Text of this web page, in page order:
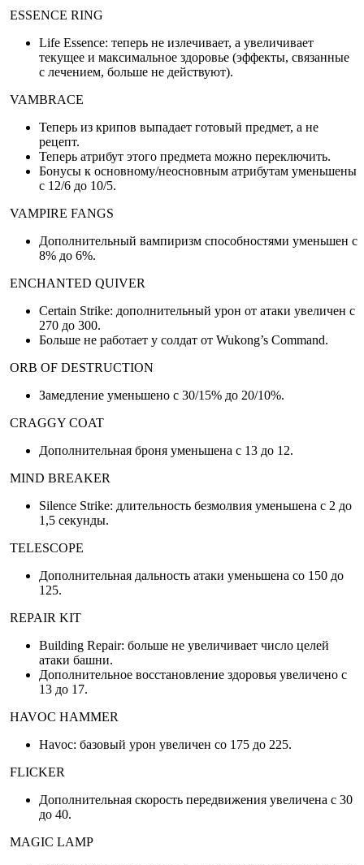
ESSENCE RING
Life Essence: теперь не излечивает, а увеличивает
текущее и максимальное здоровье (эффекты, связанные
с лечением, больше не действуют).
VAMBRACE
Теперь из крипов выпадает готовый предмет, а не
рецепт.
Теперь атрибут этого предмета можно переключить.
Бонусы к основному/неосновным атрибутам уменьшены
с 12/6 до 10/5.
VAMPIRE FANGS
Дополнительный вампиризм способностями уменьшен с
8% до 6%.
ENCHANTED QUIVER
Certain Strike: дополнительный урон от атаки увеличен с
270 до 300.
Больше не работает у солдат от Wukong’s Command.
ORB OF DESTRUCTION
Замедление уменьшено с 30/15% до 20/10%.
CRAGGY COAT
Дополнительная броня уменьшена с 13 до 12.
MIND BREAKER
Silence Strike: длительность безмолвия уменьшена с 2 до
1,5 секунды.
TELESCOPE
Дополнительная дальность атаки уменьшена со 150 до
125.
REPAIR KIT
Building Repair: больше не увеличивает число целей
атаки башни.
Дополнительное восстановление здоровья увеличено с
13 до 17.
HAVOC HAMMER
Havoc: базовый урон увеличен со 175 до 225.
FLICKER
Дополнительная скорость передвижения увеличена с 30
до 40.
MAGIC LAMP